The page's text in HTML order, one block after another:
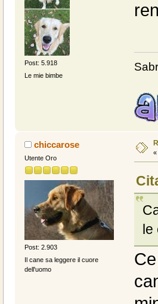
Post: 5.918
Le mie bimbe
chiccarose
Utente Oro
Post: 2.903
Il cane sa leggere il cuore
dell'uomo
«
le